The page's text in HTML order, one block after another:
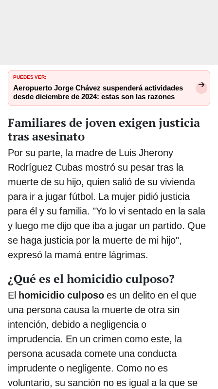
PUEDES VER:
Aeropuerto Jorge Chávez suspenderá actividades
desde diciembre de 2024: estas son las razones
Familiares de joven exigen justicia
tras asesinato
Por su parte, la madre de Luis Jherony
Rodríguez Cubas mostró su pesar tras la
muerte de su hijo, quien salió de su vivienda
para ir a jugar fútbol. La mujer pidió justicia
para él y su familia. "Yo lo vi sentado en la sala
y luego me dijo que iba a jugar un partido. Que
se haga justicia por la muerte de mi hijo",
expresó la mamá entre lágrimas.
¿Qué es el homicidio culposo?
El homicidio culposo es un delito en el que
una persona causa la muerte de otra sin
intención, debido a negligencia o
imprudencia. En un crimen como este, la
persona acusada comete una conducta
imprudente o negligente. Como no es
voluntario, su sanción no es igual a la que se